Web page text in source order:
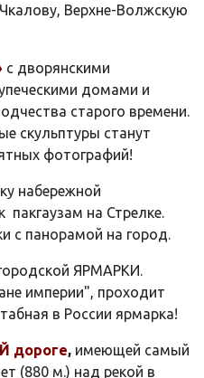
Верхне-Волжскую
с дворянскими
домами и
старого времени.
скульптуры станут
фотографий!
набережной
на Стрелке.
с панорамой на город.
ЯРМАРКИ.
империи", проходит
в России ярмарка!
дороге, имеющей самый
(880 м.) над рекой в